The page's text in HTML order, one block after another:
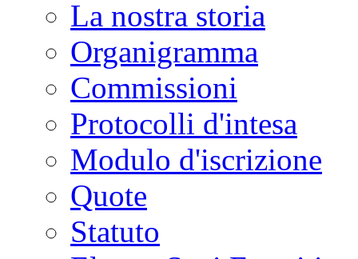
La nostra storia
Organigramma
Commissioni
Protocolli d'intesa
Modulo d'iscrizione
Quote
Statuto